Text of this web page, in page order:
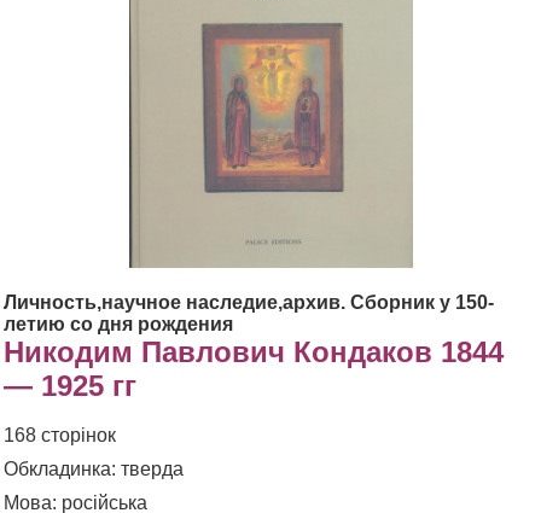
Личность,научное наследие,архив. Сборник у 150-
летию со дня рождения
Никодим Павлович Кондаков 1844
— 1925 гг
168 сторінок
Обкладинка: тверда
Мова: російська